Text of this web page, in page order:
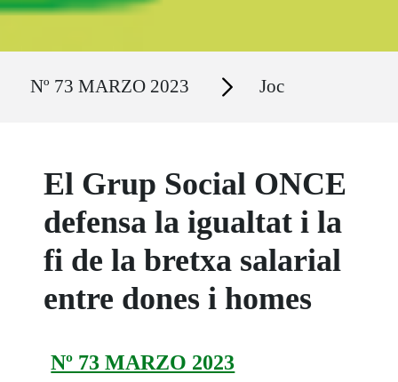
Nº 73 MARZO 2023 Secciones Joc
El Grup Social ONCE
defensa la igualtat i la
fi de la bretxa salarial
entre dones i homes
Nº 73 MARZO 2023